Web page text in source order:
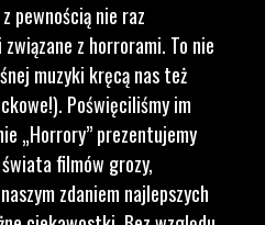
pewnością nie raz
z horrorami. To nie
muzyki kręcą nas też
Poświęciliśmy im
„Horrory” prezentujemy
filmów grozy,
zdaniem najlepszych